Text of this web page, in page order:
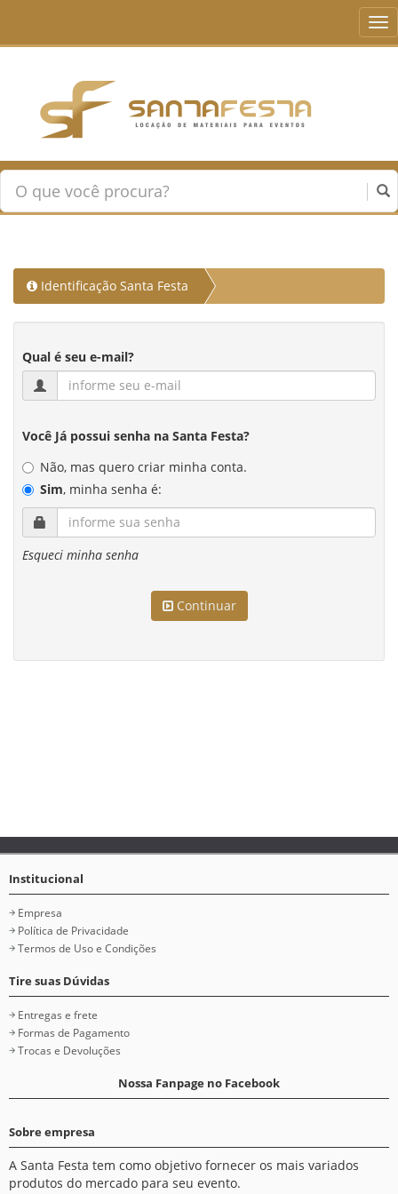
Identificação Santa Festa
Qual é seu e-mail?
Você Já possui senha na Santa Festa?
Não, mas quero criar minha conta.
Sim, minha senha é:
Esqueci minha senha
Continuar
Institucional
Empresa
Política de Privacidade
Termos de Uso e Condições
Tire suas Dúvidas
Entregas e frete
Formas de Pagamento
Trocas e Devoluções
Nossa Fanpage no Facebook
Sobre empresa
A Santa Festa tem como objetivo fornecer os mais variados
produtos do mercado para seu evento.